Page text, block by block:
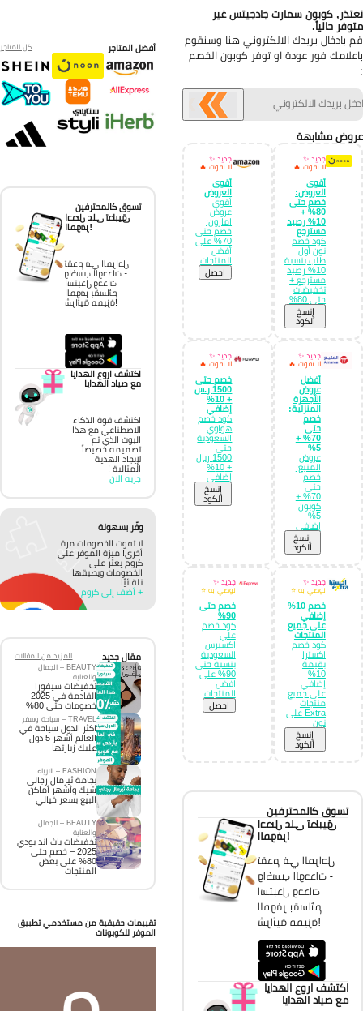
كوبون سمارت جادجيتس غير
حالياً.
بادخال بريدك الالكتروني هنا وسنقوم
فور عودة او توفر كوبون الخصم
مشابهة
جديد ✨
لا تفوت 🔥
أقوى
العروض:
خصم حتى
80% +
10% رصيد
مسترجع
كود خصم
نون أول
طلب بنسبة
10% رصيد
مسترجع +
تخفيضات
حتى 80%
إِنسخ
الكود
جديد ✨
لا تفوت 🔥
أقوى
العروض
أقوى
عروض
امازون:
خصم حتى
70% على
أفضل
المنتجات
احصل
جديد ✨
لا تفوت 🔥
أفضل
عروض
الأجهزة
المنزلية:
خصم
حتى
70% +
عروض
المنيع:
خصم
حتى
70% +
كوبون
5%
إضافي
إِنسخ
الكود
جديد ✨
لا تفوت 🔥
خصم حتى
1500 ر.س
+ 10%
إضافي
كود خصم
هواوي
السعودية
حتى
1500 ريال
+ 10%
إضافي
إِنسخ
الكود
جديد ✨
نوصي به ⭐
خصم 10%
إضافي
على جميع
المنتجات
كود خصم
اكسترا
بقيمة
10%
إضافي
على جميع
منتجات
Extra على
نون
إِنسخ
الكود
جديد ✨
نوصي به ⭐
خصم حتى
90%
كود خصم
علي
اكسبرس
السعودية
بنسبة حتى
90% على
افضل
المنتجات
احصل
تسوق كالمحترفين
احصل على تطبيق
الموفر!
تقدم في المراحل
واكسب الوحدات -
استبدل وحدات
الموفر بقسائم
شرائية مميزة!
اكتشف اروع الهدايا
مع صياد الهدايا
أفضل المتاجر كل المتاجر
تسوق كالمحترفين
احصل على تطبيق
الموفر!
تقدم في المراحل
واكسب الوحدات -
استبدل وحدات
الموفر بقسائم
شرائية مميزة!
اكتشف اروع الهدايا
مع صياد الهدايا
اكتشف قوة الذكاء
الاصطناعي مع هذا
البوت الذي تم
تصميمه خصيصاً
لإيجاد الهدية
المثالية !
جربه الان
وفّر بسهولة
لا تفوت الخصومات مرة
أخرى! ميزة الموفر على
كروم يعثر على
الخصومات ويطبقها
تلقائيًا.
+ أضف إلى كروم
مقال جديد
المزيد من المقالات
BEAUTY – الجمال
والعناية
تخفيضات سيفورا
القادمة في 2025 –
خصومات حتى 80%
TRAVEL – سياحة وسفر
اكثر الدول سياحة في
العالم أشهر 5 دول
عليك زيارتها
FASHION – الازياء
بجامة ثيرمال رجالي
شيك وأشهر أماكن
البيع بسعر خيالي
BEAUTY – الجمال
والعناية
تخفيضات باث اند بودي
2025 – خصم حتى
80% على بعض
المنتجات
تقييمات حقيقية من مستخدمي تطبيق
الموفر للكوبونات